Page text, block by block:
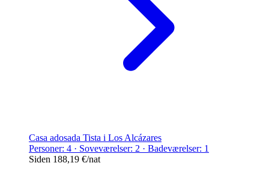
Casa adosada Tista i Los Alcázares
Personer: 4 · Soveværelser: 2 · Badeværelser: 1
Siden 188,19 €/nat